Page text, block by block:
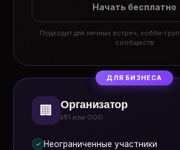
Начать бесплатно
Подходит для личных встреч, хобби-
сообществ
ДЛЯ БИЗНЕСА
🏢 Организатор
ИП или ООО
✓ Неограниченные участники